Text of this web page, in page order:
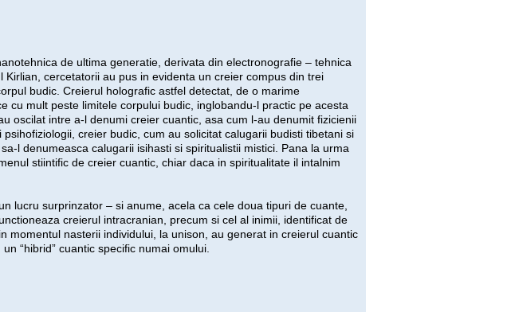
de ultima generatie, derivata din electronografie – tehnica
cercetatorii au pus in evidenta un creier compus din trei
budic. Creierul holografic astfel detectat, de o marime
cu mult peste limitele corpului budic, inglobandu-l practic pe acesta
oscilat intre a-l denumi creier cuantic, asa cum l-au denumit fizicienii
creier budic, cum au solicitat calugarii budisti tibetani si
l denumeasca calugarii isihasti si spiritualistii mistici. Pana la urma
stiintific de creier cuantic, chiar daca in spiritualitate il intalnim
lucru surprinzator – si anume, acela ca cele doua tipuri de cuante,
creierul intracranian, precum si cel al inimii, identificat de
momentul nasterii individului, la unison, au generat in creierul cuantic
“hibrid” cuantic specific numai omului.